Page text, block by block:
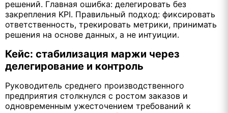
решений. Главная ошибка: делегировать без
закрепления KPI. Правильный подход: фиксировать
ответственность, трекировать метрики, принимать
решения на основе данных, а не интуиции.
Кейс: стабилизация маржи через
делегирование и контроль
Руководитель среднего производственного
предприятия столкнулся с ростом заказов и
одновременным ужесточением требований к